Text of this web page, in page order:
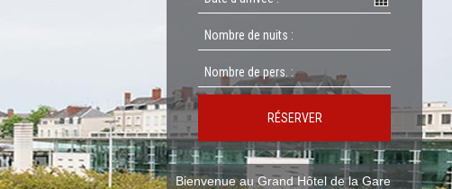
RÉSERVER
Bienvenue au Grand Hôtel de la Gare